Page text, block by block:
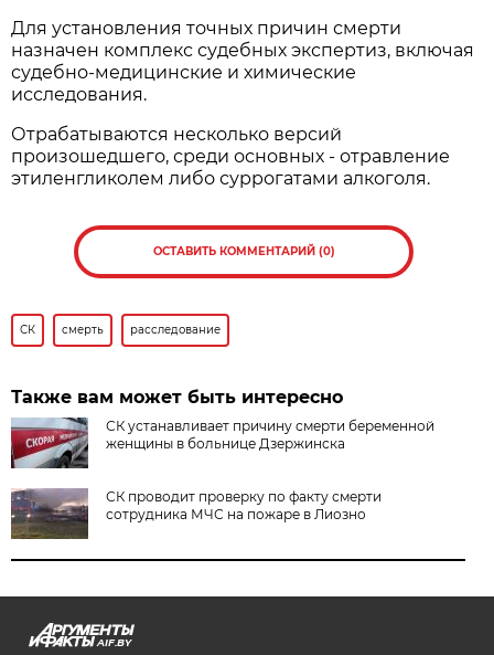
Для установления точных причин смерти
назначен комплекс судебных экспертиз, включая
судебно-медицинские и химические
исследования.
Отрабатываются несколько версий
произошедшего, среди основных - отравление
этиленгликолем либо суррогатами алкоголя.
ОСТАВИТЬ КОММЕНТАРИЙ (0)
СК смерть расследование
Также вам может быть интересно
СК устанавливает причину смерти беременной
женщины в больнице Дзержинска
СК проводит проверку по факту смерти
сотрудника МЧС на пожаре в Лиозно
AIF.BY